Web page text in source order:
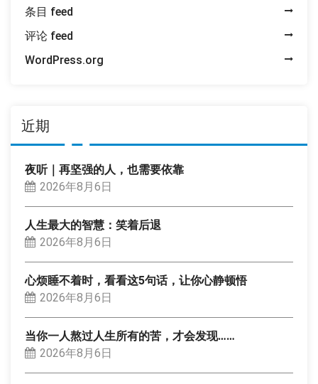
条目 feed
评论 feed
WordPress.org
近期
夜听｜再坚强的人，也需要依靠
2026年8月6日
人生最大的智慧：笑着后退
2026年8月6日
心烦睡不着时，看看这5句话，让你心静顿悟
2026年8月6日
当你一人熬过人生所有的苦，才会发现……
2026年8月6日